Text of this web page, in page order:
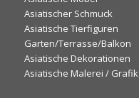
Asiatischer Schmuck
Asiatische Tierfiguren
Garten/Terrasse/Balkon
Asiatische Dekorationen
Asiatische Malerei / Grafik